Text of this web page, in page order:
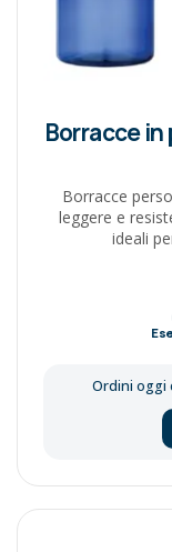
Borracce in
Borracce
leggere e
ideali
Ordini oggi